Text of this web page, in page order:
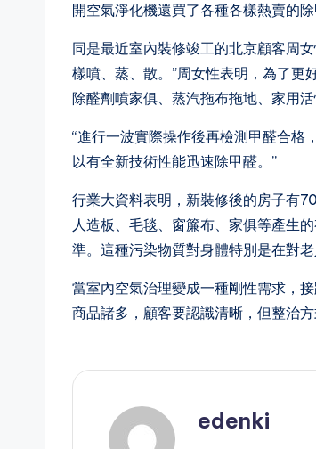
開空氣淨化機還買了各種各樣熱賣的除
同是最近室內裝修竣工的北京顧客周
樣噴、蒸、散。”周女性表明，為了更
除醛劑噴家俱、蒸汽拖布拖地、家用
“進行一波實際操作後再檢測甲醛合格
以有全新技術性能迅速除甲醛。”
行業大資料表明，新裝修後的房子有
人造板、毛毯、窗簾布、家俱等產生
準。這種污染物質對身體特別是在對
當室內空氣治理變成一種剛性需求，
商品諸多，顧客要認識清晰，但整治
edenki